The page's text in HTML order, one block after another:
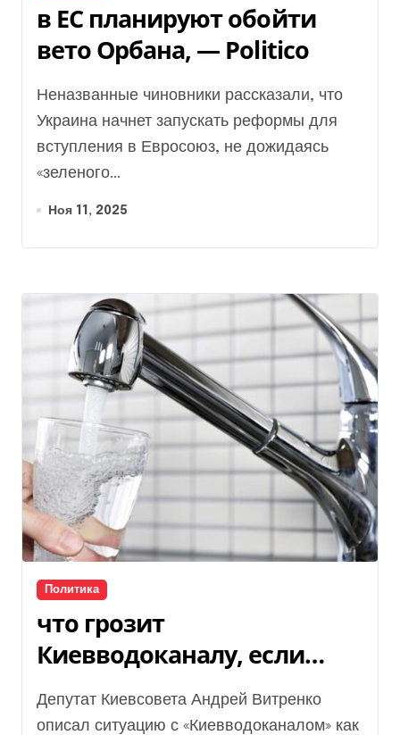
в ЕС планируют обойти
вето Орбана, — Politico
Неназванные чиновники рассказали, что
Украина начнет запускать реформы для
вступления в Евросоюз, не дожидаясь
«зеленого...
Ноя 11, 2025
Политика
что грозит
Киевводоканалу, если
горожане останутся в
блэкаут без воды — видео
Депутат Киевсовета Андрей Витренко
описал ситуацию с «Киевводоканалом» как